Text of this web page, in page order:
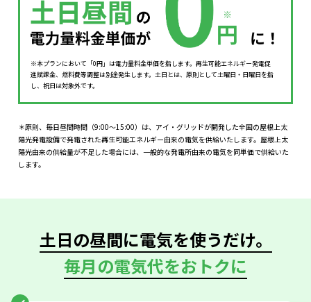
※本プランにおいて「0円」は電力量料金単価を指します。再生可能エネルギー発電促
進賦課金、燃料費等調整は別途発生します。土日とは、原則として土曜日・日曜日を指
し、祝日は対象外です。
＊原則、毎日昼間時間（9:00～15:00）は、アイ・グリッドが開発した全国の屋根上太
陽光発電設備で発電された再生可能エネルギー由来の電気を供給いたします。屋根上太
陽光由来の供給量が不足した場合には、一般的な発電所由来の電気を同単価で供給いた
します。
土日の昼間に電気を使うだけ。
毎月の電気代をおトクに